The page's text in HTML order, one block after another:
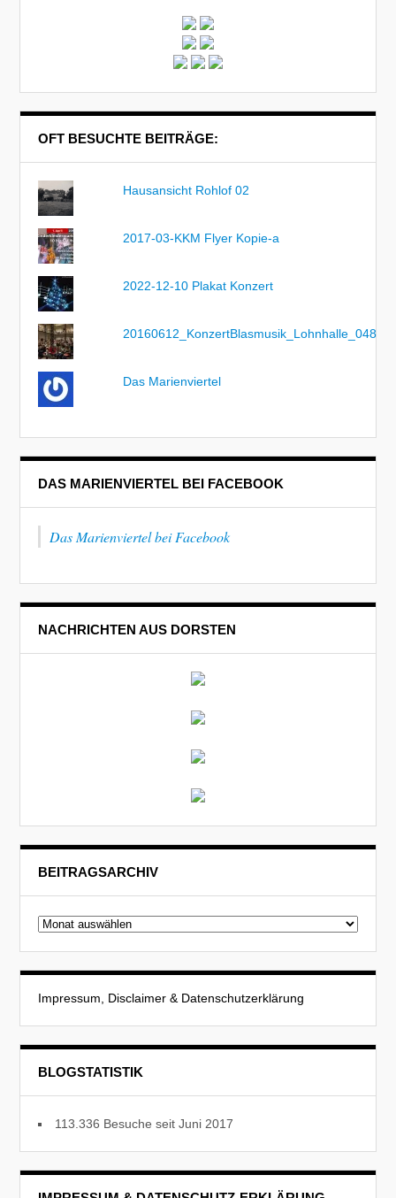
OFT BESUCHTE BEITRÄGE:
Hausansicht Rohlof 02
2017-03-KKM Flyer Kopie-a
2022-12-10 Plakat Konzert
20160612_KonzertBlasmusik_Lohnhalle_048
Das Marienviertel
DAS MARIENVIERTEL BEI FACEBOOK
Das Marienviertel bei Facebook
NACHRICHTEN AUS DORSTEN
BEITRAGSARCHIV
Beitragsarchiv
Impressum, Disclaimer & Datenschutzerklärung
BLOGSTATISTIK
113.336 Besuche seit Juni 2017